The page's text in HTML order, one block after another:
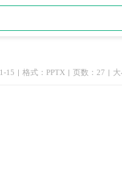
15 格式：PPTX 页数：27